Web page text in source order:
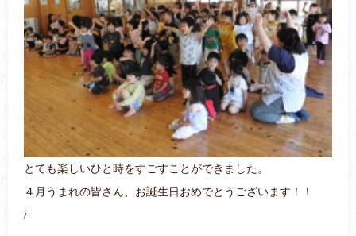
とても楽しいひと時をすごすことができました。
４月うまれの皆さん、お誕生日おめでとうございます！！
i